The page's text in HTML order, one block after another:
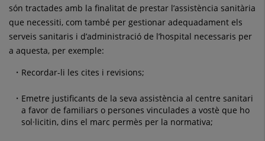
són tractades amb la finalitat de prestar l’assistència sanitària
que necessiti, com també per gestionar adequadament els
serveis sanitaris i d’administració de l’hospital necessaris per
a aquesta, per exemple:
Recordar-li les cites i revisions;
Emetre justificants de la seva assistència al centre sanitari
a favor de familiars o persones vinculades a vostè que ho
sol·licitin, dins el marc permès per la normativa;